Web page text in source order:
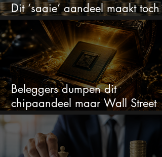
Dit ‘saaie’ aandeel maakt toch
bizar veel winst
Beleggers dumpen dit
chipaandeel maar Wall Street
ziet een zeldzame koopkans